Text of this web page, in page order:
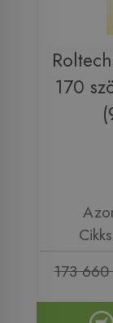
170
173 660